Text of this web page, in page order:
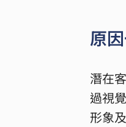
原
潛在
過視
形象